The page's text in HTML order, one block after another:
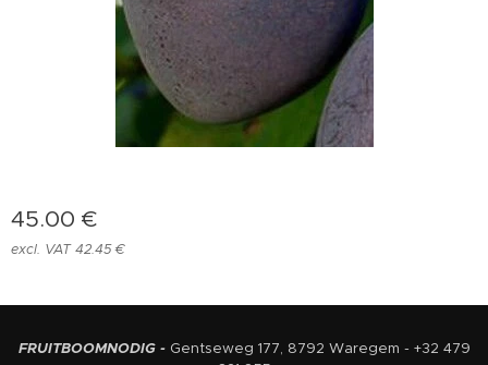
45.00 €
excl. VAT 42.45 €
FRUITBOOMNODIG -Gentseweg 177, 8792 Waregem - +32 479